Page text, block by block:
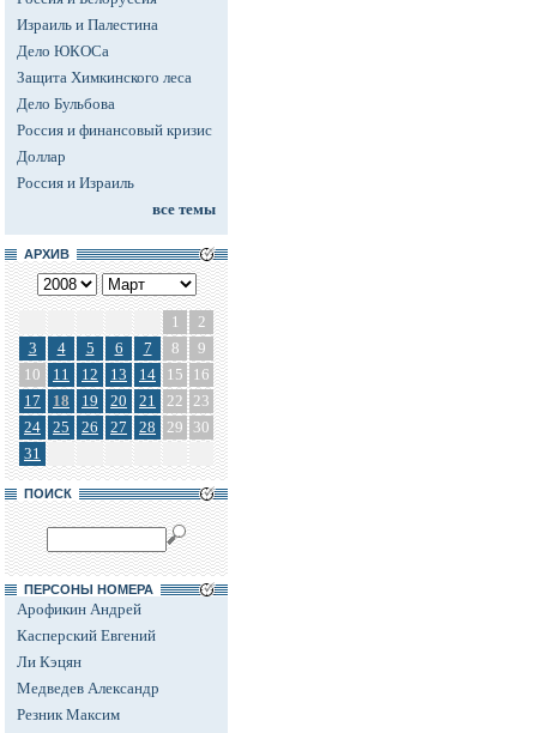
Израиль и Палестина
Дело ЮКОСа
Защита Химкинского леса
Дело Бульбова
Россия и финансовый кризис
Доллар
Россия и Израиль
все темы
АРХИВ
1
2
3
4 5 6 7 8
9
10
11 12 13 14 15
16
17
18 19 20 21 22 23
24
25 26 27 28 29
30
31
ПОИСК
ПЕРСОНЫ НОМЕРА
Арофикин Андрей
Касперский Евгений
Ли Кэцян
Медведев Александр
Резник Максим